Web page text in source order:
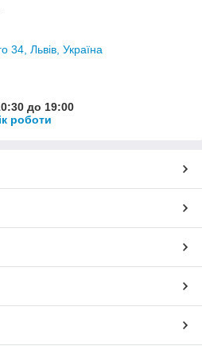
34, Львів, Україна
до 19:00
роботи